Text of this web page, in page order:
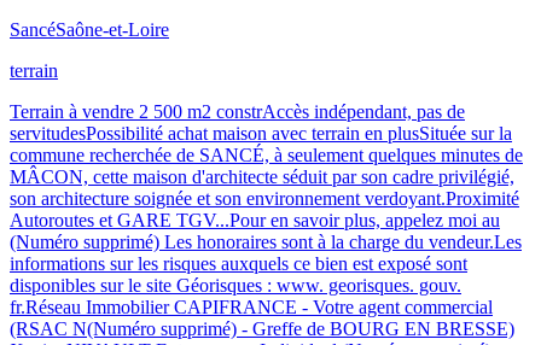
SancéSaône-et-Loire
terrain
Terrain à vendre 2 500 m2 constrAccès indépendant, pas de
servitudesPossibilité achat maison avec terrain en plusSituée sur la
commune recherchée de SANCÉ, à seulement quelques minutes de
MÂCON, cette maison d'architecte séduit par son cadre privilégié,
son architecture soignée et son environnement verdoyant.Proximité
Autoroutes et GARE TGV...Pour en savoir plus, appelez moi au
(Numéro supprimé) Les honoraires sont à la charge du vendeur.Les
informations sur les risques auxquels ce bien est exposé sont
disponibles sur le site Géorisques : www. georisques. gouv.
fr.Réseau Immobilier CAPIFRANCE - Votre agent commercial
(RSAC N(Numéro supprimé) - Greffe de BOURG EN BRESSE)